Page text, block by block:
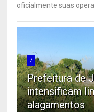
oficialmente suas
7
Prefeitura de
intensificam
alagamentos